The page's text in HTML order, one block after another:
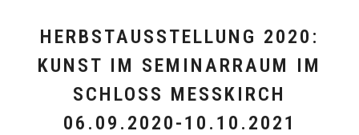
HERBSTAUSSTELLUNG 2020:
KUNST IM SEMINARRAUM IM
SCHLOSS MESSKIRCH 0
6.09.2020-10.10.2021